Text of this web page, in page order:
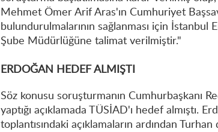
Mehmet Ömer Arif Aras'ın Cumhuriyet
bulundurulmalarının sağlanması için
Şube Müdürlüğüne talimat verilmiştir."
ERDOĞAN HEDEF ALMIŞTI
Söz konusu soruşturmanın Cumhurbaşkanı
yaptığı açıklamada TÜSİAD'ı hedef almıştı.
toplantısındaki açıklamaların ardından Turhan